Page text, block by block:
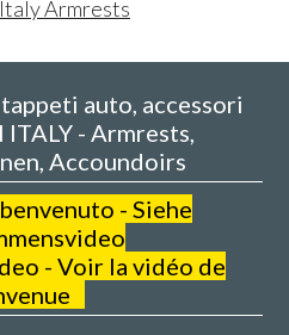
Armrests
auto, accessori
- Armrests,
Accoundoirs
- Siehe
- Voir la vidéo de